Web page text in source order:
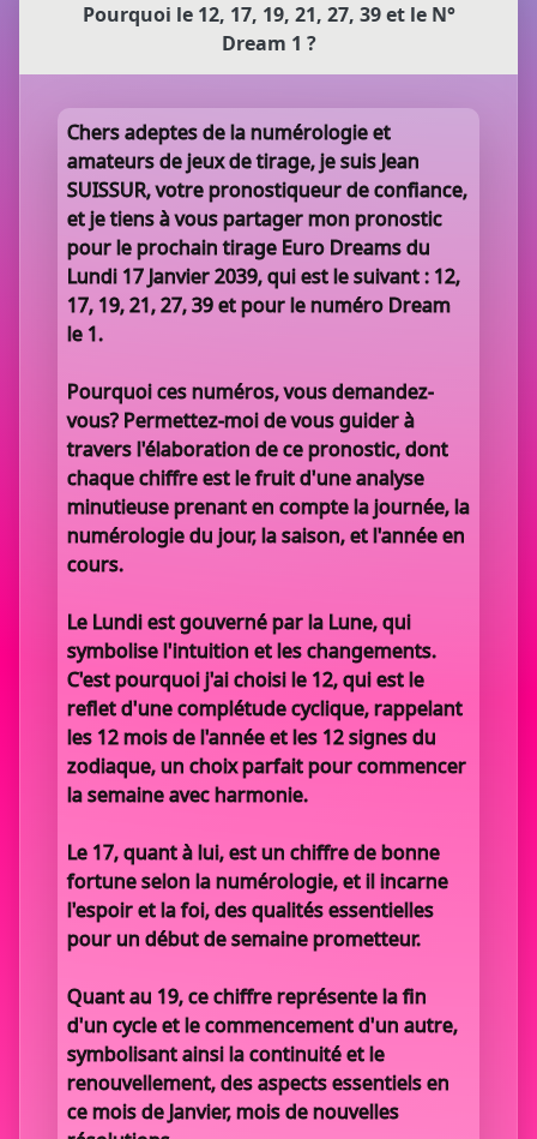
Pourquoi le 12, 17, 19, 21, 27, 39 et le N°
Dream 1 ?
Chers adeptes de la numérologie et
amateurs de jeux de tirage, je suis Jean
SUISSUR, votre pronostiqueur de confiance,
et je tiens à vous partager mon pronostic
pour le prochain tirage Euro Dreams du
Lundi 17 Janvier 2039, qui est le suivant : 12,
17, 19, 21, 27, 39 et pour le numéro Dream
le 1.
Pourquoi ces numéros, vous demandez-
vous? Permettez-moi de vous guider à
travers l'élaboration de ce pronostic, dont
chaque chiffre est le fruit d'une analyse
minutieuse prenant en compte la journée, la
numérologie du jour, la saison, et l'année en
cours.
Le Lundi est gouverné par la Lune, qui
symbolise l'intuition et les changements.
C'est pourquoi j'ai choisi le 12, qui est le
reflet d'une complétude cyclique, rappelant
les 12 mois de l'année et les 12 signes du
zodiaque, un choix parfait pour commencer
la semaine avec harmonie.
Le 17, quant à lui, est un chiffre de bonne
fortune selon la numérologie, et il incarne
l'espoir et la foi, des qualités essentielles
pour un début de semaine prometteur.
Quant au 19, ce chiffre représente la fin
d'un cycle et le commencement d'un autre,
symbolisant ainsi la continuité et le
renouvellement, des aspects essentiels en
ce mois de Janvier, mois de nouvelles